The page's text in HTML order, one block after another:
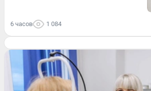
6 часов 1 084